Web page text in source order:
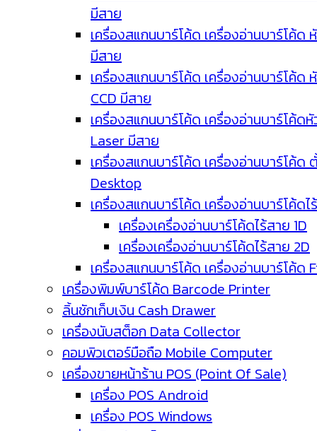
มีสาย
เครื่องสแกนบาร์โค้ด เครื่องอ่านบาร์โค้ด
มีสาย
เครื่องสแกนบาร์โค้ด เครื่องอ่านบาร์โค้ด
CCD มีสาย
เครื่องสแกนบาร์โค้ด เครื่องอ่านบาร์โค้ด
Laser มีสาย
เครื่องสแกนบาร์โค้ด เครื่องอ่านบาร์โค้ด
Desktop
เครื่องสแกนบาร์โค้ด เครื่องอ่านบาร์โค้ดไ
เครื่องเครื่องอ่านบาร์โค้ดไร้สาย 1D
เครื่องเครื่องอ่านบาร์โค้ดไร้สาย 2D
เครื่องสแกนบาร์โค้ด เครื่องอ่านบาร์โค้ด
เครื่องพิมพ์บาร์โค้ด Barcode Printer
ลิ้นชักเก็บเงิน Cash Drawer
เครื่องนับสต็อก Data Collector
คอมพิวเตอร์มือถือ Mobile Computer
เครื่องขายหน้าร้าน POS (Point Of Sale)
เครื่อง POS Android
เครื่อง POS Windows